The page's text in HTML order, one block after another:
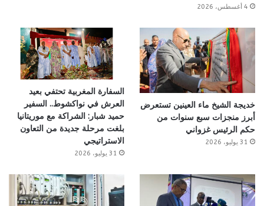
4 أغسطس، 2026
خديجة الشيخ ماء العينين تستعرض
أبرز منجزات سبع سنوات من
حكم الرئيس غزواني
31 يوليو، 2026
السفارة المغربية تحتفي بعيد
العرش في نواكشوط.. السفير
حميد شبار: الشراكة مع موريتانيا
بلغت مرحلة جديدة من التعاون
الاستراتيجي
31 يوليو، 2026